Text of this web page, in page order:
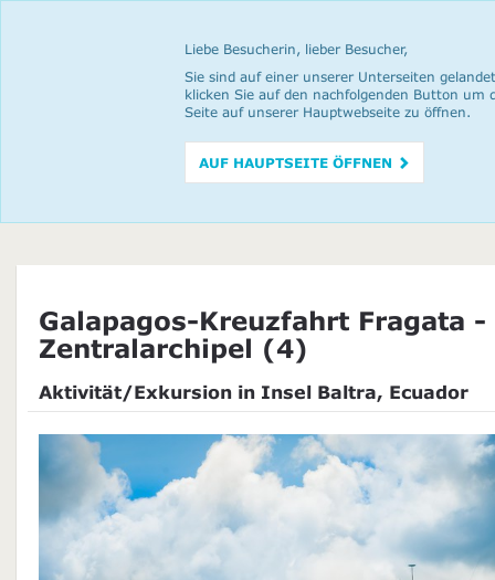
Liebe Besucherin, lieber Besucher,
Sie sind auf einer unserer Unterseiten
klicken Sie auf den nachfolgenden Button um
Seite auf unserer Hauptwebseite zu öffnen.
AUF HAUPTSEITE ÖFFNEN
Galapagos-Kreuzfahrt Fragata -
Zentralarchipel (4)
Aktivität/Exkursion in Insel Baltra, Ecuador